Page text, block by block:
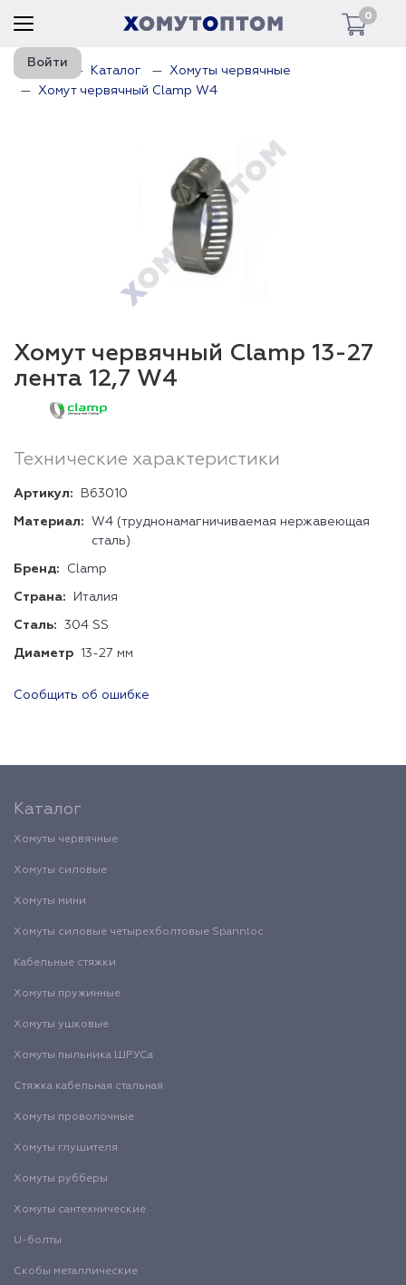
0
Войти
Главная Каталог
Хомуты червячные
Хомут червячный Clamp W4
Хомут червячный Clamp 13-27
лента 12,7 W4
Технические характеристики
Артикул: B63010
Материал:
W4 (труднонамагничиваемая нержавеющая
сталь)
Бренд: Clamp
Страна: Италия
Сталь: 304 SS
Диаметр 13-27 мм
Сообщить об ошибке
Каталог
Хомуты червячные
Хомуты силовые
Хомуты мини
Хомуты силовые четырехболтовые Spannloc
Кабельные стяжки
Хомуты пружинные
Хомуты ушковые
Хомуты пыльника ШРУСа
Стяжка кабельная стальная
Хомуты проволочные
Хомуты глушителя
Хомуты рубберы
Хомуты сантехнические
U-болты
Скобы металлические